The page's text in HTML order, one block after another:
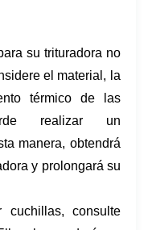
su trituradora no
el material, la
térmico de las
realizar un
manera, obtendrá
y prolongará su
consulte